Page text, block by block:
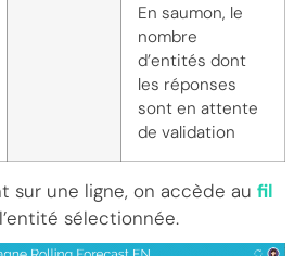
En saumon, le
nombre
d’entités dont
les réponses
sont en attente
de validation
sur une ligne, on accède au fil
sélectionnée.